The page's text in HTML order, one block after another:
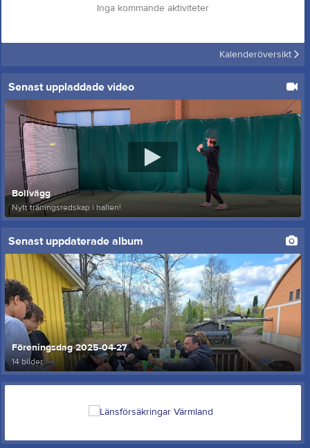
Inga kommande aktiviteter
Kalenderöversikt
Senast uppladdade video
Bollvägg
Nytt träningsredskap i hallen!
Senast uppdaterade album
Föreningsdag 2025-04-27
14 bilder